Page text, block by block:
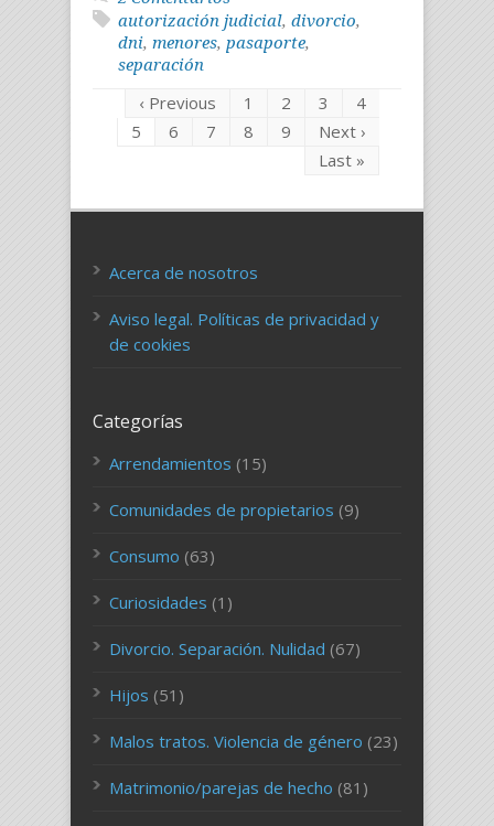
autorización judicial, divorcio,
dni, menores, pasaporte,
separación
‹ Previous 1 2 3
4
5
6 7 8 9
Next ›
Last »
Acerca de nosotros
Aviso legal. Políticas de privacidad y
de cookies
Categorías
Arrendamientos (15)
Comunidades de propietarios (9)
Consumo (63)
Curiosidades (1)
Divorcio. Separación. Nulidad (67)
Hijos (51)
Malos tratos. Violencia de género (23)
Matrimonio/parejas de hecho (81)